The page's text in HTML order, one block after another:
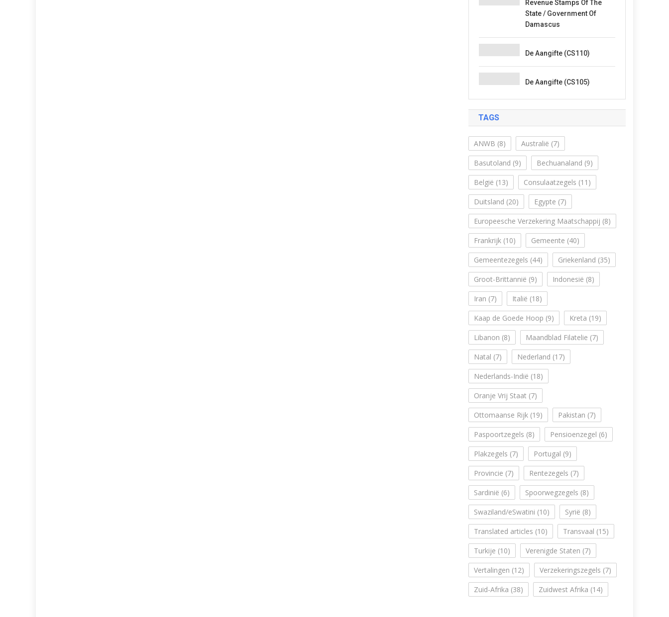
Revenue Stamps Of The
State / Government Of
Damascus
De Aangifte (CS110)
De Aangifte (CS105)
TAGS
ANWB (8) Australië (7)
Basutoland (9) Bechuanaland (9)
België (13) Consulaatzegels (11)
Duitsland (20) Egypte (7)
Europeesche Verzekering Maatschappij (8)
Frankrijk (10) Gemeente (40)
Gemeentezegels (44) Griekenland (35)
Groot-Brittannië (9) Indonesië (8)
Iran (7) Italië (18)
Kaap de Goede Hoop (9) Kreta (19)
Libanon (8) Maandblad Filatelie (7)
Natal (7) Nederland (17)
Nederlands-Indië (18)
Oranje Vrij Staat (7)
Ottomaanse Rijk (19) Pakistan (7)
Paspoortzegels (8) Pensioenzegel (6)
Plakzegels (7) Portugal (9)
Provincie (7) Rentezegels (7)
Sardinië (6) Spoorwegzegels (8)
Swaziland/eSwatini (10) Syrië (8)
Translated articles (10) Transvaal (15)
Turkije (10) Verenigde Staten (7)
Vertalingen (12) Verzekeringszegels (7)
Zuid-Afrika (38) Zuidwest Afrika (14)